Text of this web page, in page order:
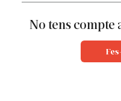
No tens compte